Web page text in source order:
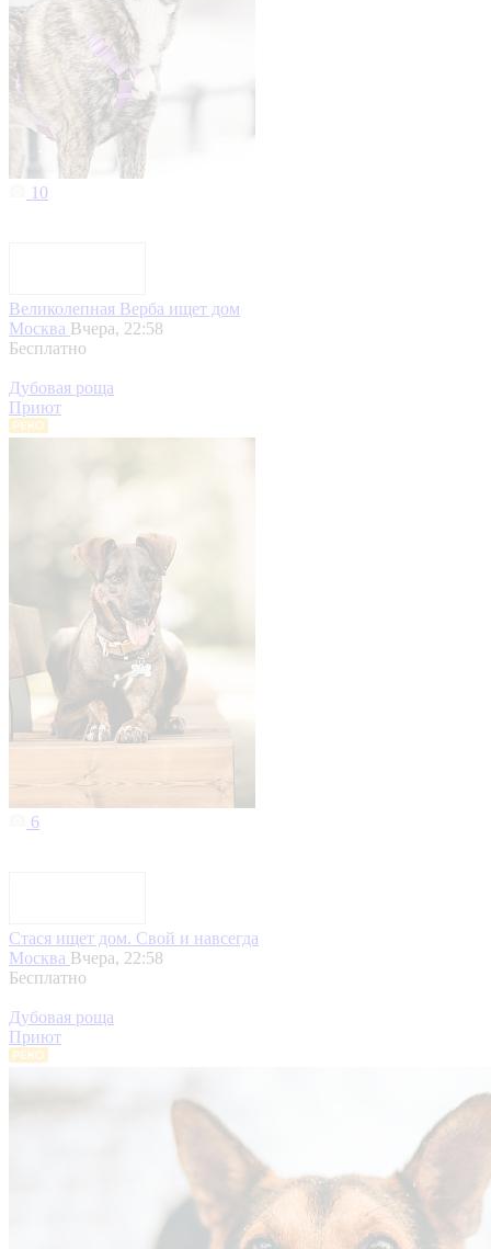
10
Великолепная Верба ищет дом
Москва Вчера, 22:58
Бесплатно
Дубовая роща
Приют
6
Стася ищет дом. Свой и навсегда
Москва Вчера, 22:58
Бесплатно
Дубовая роща
Приют